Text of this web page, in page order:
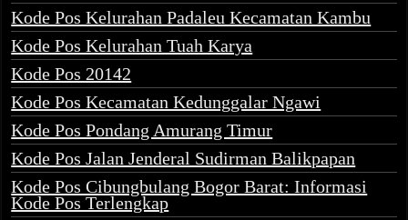
Kode Pos Kelurahan Padaleu Kecamatan Kambu
Kode Pos Kelurahan Tuah Karya
Kode Pos 20142
Kode Pos Kecamatan Kedunggalar Ngawi
Kode Pos Pondang Amurang Timur
Kode Pos Jalan Jenderal Sudirman Balikpapan
Kode Pos Cibungbulang Bogor Barat: Informasi
Kode Pos Terlengkap